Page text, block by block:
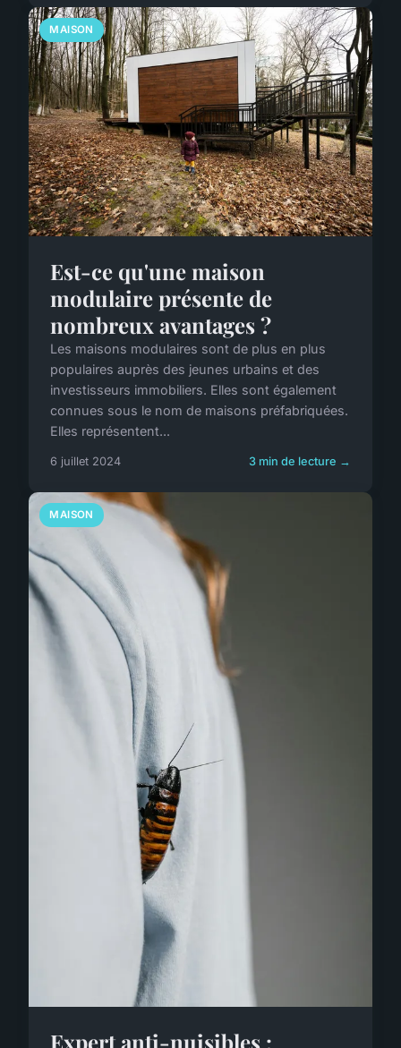
MAISON
Est-ce qu'une maison
modulaire présente de
nombreux avantages ?
Les maisons modulaires sont de plus en plus
populaires auprès des jeunes urbains et des
investisseurs immobiliers. Elles sont également
connues sous le nom de maisons préfabriquées.
Elles représentent...
6 juillet 2024 3 min de lecture →
MAISON
Expert anti-nuisibles :